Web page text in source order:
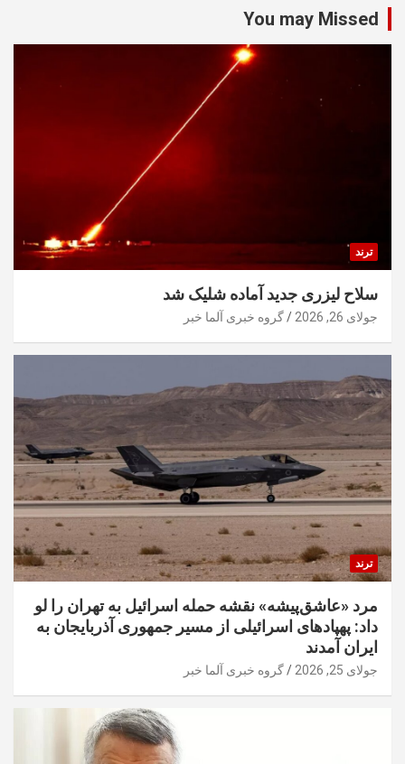
You may Missed
ترند
سلاح لیزری جدید آماده شلیک شد
جولای 26, 2026 گروه خبری آلما خبر
ترند
مرد «عاشق‌پیشه» نقشه حمله اسرائیل به تهران را لو
داد: پهپادهای اسرائیلی از مسیر جمهوری آذربایجان به
ایران آمدند
جولای 25, 2026 گروه خبری آلما خبر